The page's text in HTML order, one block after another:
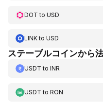
DOT to USD
LINKto USD
ステーブルコインから
USDT to INR
USDT to RON